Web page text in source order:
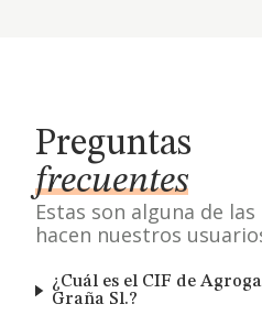
Preguntas
frecuentes
Estas son alguna de
hacen nuestros
¿Cuál es el CIF de
Graña Sl.?